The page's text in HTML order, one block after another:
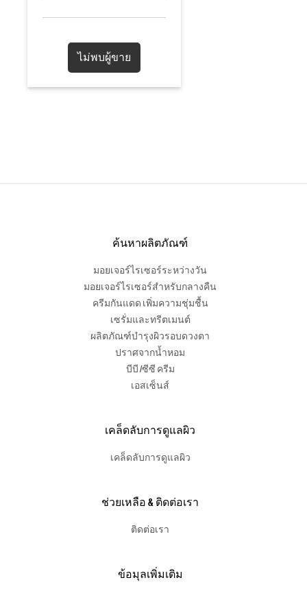
ไม่พบผู้ขาย
ค้นหาผลิตภัณฑ์
มอยเจอร์ไรเซอร์ระหว่างวัน
มอยเจอร์ไรเซอร์สำหรับกลางคืน
ครีมกันแดด เพิ่มความชุ่มชื้น
เซรั่มและทรีตเมนต์
ผลิตภัณฑ์บำรุงผิวรอบดวงตา
ปราศจากน้ำหอม
บีบี /ซีซี ครีม
เอสเซ็นส์
เคล็ดลับการดูแลผิว
เคล็ดลับการดูแลผิว
ช่วยเหลือ & ติดต่อเรา
ติดต่อเรา
ข้อมุลเพิ่มเติม